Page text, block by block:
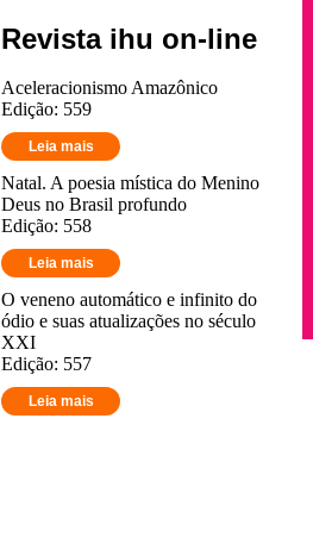
Revista ihu on-line
Aceleracionismo Amazônico
Edição: 559
Leia mais
Natal. A poesia mística do Menino
Deus no Brasil profundo
Edição: 558
Leia mais
O veneno automático e infinito do
ódio e suas atualizações no século
XXI
Edição: 557
Leia mais